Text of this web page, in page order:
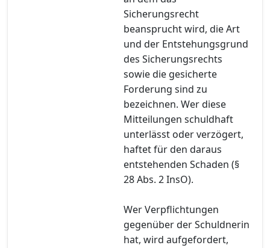
Sicherungsrecht
beansprucht wird, die Art
und der Entstehungsgrund
des Sicherungsrechts
sowie die gesicherte
Forderung sind zu
bezeichnen. Wer diese
Mitteilungen schuldhaft
unterlässt oder verzögert,
haftet für den daraus
entstehenden Schaden (§
28 Abs. 2 InsO).
Wer Verpflichtungen
gegenüber der Schuldnerin
hat, wird aufgefordert,